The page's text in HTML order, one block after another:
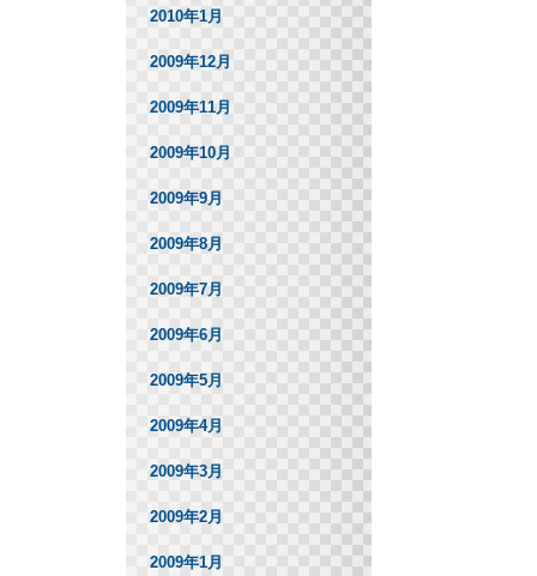
2010年1月
2009年12月
2009年11月
2009年10月
2009年9月
2009年8月
2009年7月
2009年6月
2009年5月
2009年4月
2009年3月
2009年2月
2009年1月